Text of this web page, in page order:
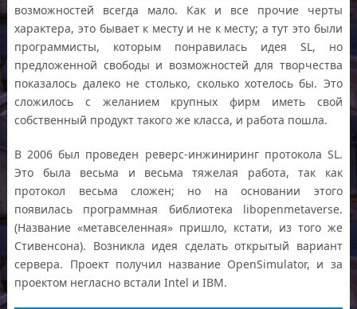
возможностей всегда мало. Как и все прочие черты
характера, это бывает к месту и не к месту; а тут это были
программисты, которым понравилась идея SL, но
предложенной свободы и возможностей для творчества
показалось далеко не столько, сколько хотелось бы. Это
сложилось с желанием крупных фирм иметь свой
собственный продукт такого же класса, и работа пошла.
В 2006 был проведен реверс-инжиниринг протокола SL.
Это была весьма и весьма тяжелая работа, так как
протокол весьма сложен; но на основании этого
появилась программная библиотека libopenmetaverse.
(Название «метавселенная» пришло, кстати, из того же
Стивенсона). Возникла идея сделать открытый вариант
сервера. Проект получил название OpenSimulator, и за
проектом негласно встали Intel и IBM.